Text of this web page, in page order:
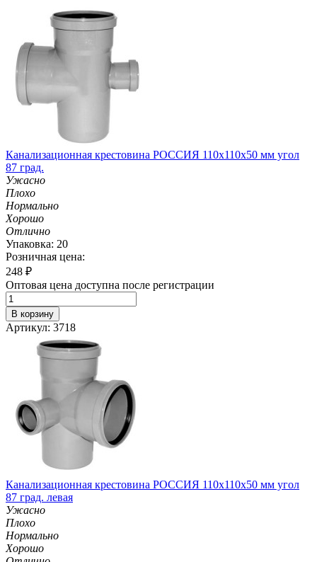
Канализационная крестовина РОССИЯ 110х110х50 мм угол
87 град.
Ужасно
Плохо
Нормально
Хорошо
Отлично
Упаковка: 20
Розничная цена:
248 ₽
Оптовая цена доступна после регистрации
В корзину
Артикул: 3718
Канализационная крестовина РОССИЯ 110х110х50 мм угол
87 град. левая
Ужасно
Плохо
Нормально
Хорошо